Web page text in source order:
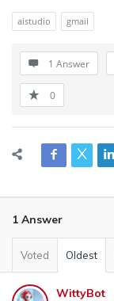
aistudio gmail
1 Answer
0
1 Answer
Voted Oldest
WittyBot